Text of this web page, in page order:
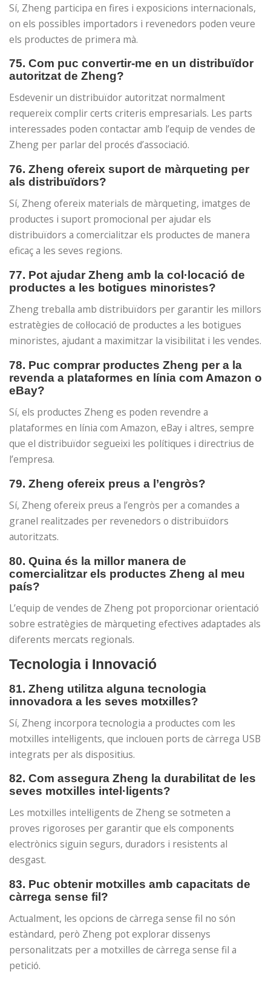
Sí, Zheng participa en fires i exposicions internacionals,
on els possibles importadors i revenedors poden veure
els productes de primera mà.
75. Com puc convertir-me en un distribuïdor
autoritzat de Zheng?
Esdevenir un distribuïdor autoritzat normalment
requereix complir certs criteris empresarials. Les parts
interessades poden contactar amb l’equip de vendes de
Zheng per parlar del procés d’associació.
76. Zheng ofereix suport de màrqueting per
als distribuïdors?
Sí, Zheng ofereix materials de màrqueting, imatges de
productes i suport promocional per ajudar els
distribuïdors a comercialitzar els productes de manera
eficaç a les seves regions.
77. Pot ajudar Zheng amb la col·locació de
productes a les botigues minoristes?
Zheng treballa amb distribuïdors per garantir les millors
estratègies de col·locació de productes a les botigues
minoristes, ajudant a maximitzar la visibilitat i les vendes.
78. Puc comprar productes Zheng per a la
revenda a plataformes en línia com Amazon o
eBay?
Sí, els productes Zheng es poden revendre a
plataformes en línia com Amazon, eBay i altres, sempre
que el distribuïdor segueixi les polítiques i directrius de
l’empresa.
79. Zheng ofereix preus a l’engròs?
Sí, Zheng ofereix preus a l’engròs per a comandes a
granel realitzades per revenedors o distribuïdors
autoritzats.
80. Quina és la millor manera de
comercialitzar els productes Zheng al meu
país?
L’equip de vendes de Zheng pot proporcionar orientació
sobre estratègies de màrqueting efectives adaptades als
diferents mercats regionals.
Tecnologia i Innovació
81. Zheng utilitza alguna tecnologia
innovadora a les seves motxilles?
Sí, Zheng incorpora tecnologia a productes com les
motxilles intel·ligents, que inclouen ports de càrrega USB
integrats per als dispositius.
82. Com assegura Zheng la durabilitat de les
seves motxilles intel·ligents?
Les motxilles intel·ligents de Zheng se sotmeten a
proves rigoroses per garantir que els components
electrònics siguin segurs, duradors i resistents al
desgast.
83. Puc obtenir motxilles amb capacitats de
càrrega sense fil?
Actualment, les opcions de càrrega sense fil no són
estàndard, però Zheng pot explorar dissenys
personalitzats per a motxilles de càrrega sense fil a
petició.